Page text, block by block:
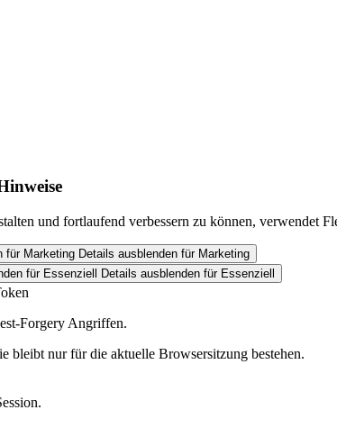
und fortlaufend verbessern zu können, verwendet
für Marketing Details ausblenden für Marketing
für Essenziell Details ausblenden für Essenziell
Forgery Angriffen.
bleibt nur für die aktuelle Browsersitzung bestehen.